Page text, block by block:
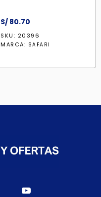
S/ 80.70
SKU: 20396
MARCA: SAFARI